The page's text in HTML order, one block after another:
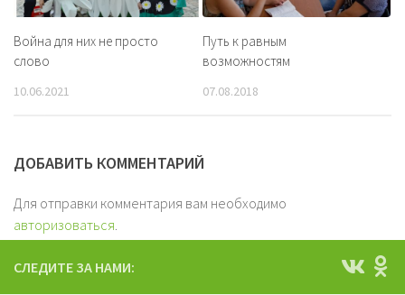
Война для них не просто
слово
10.06.2021
Путь к равным
возможностям
07.08.2018
ДОБАВИТЬ КОММЕНТАРИЙ
Для отправки комментария вам необходимо
авторизоваться.
СЛЕДИТЕ ЗА НАМИ: